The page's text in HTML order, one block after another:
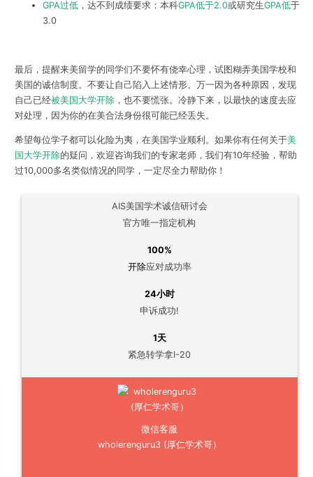
GPA过低，达不到成绩要求：本科GPA低于2.0或研究生GPA低于
3.0
最后，提醒来美留学的同学们不要怀有侥幸心理，试图糊弄美国学校和
美国的诚信制度。不要让自己陷入上述情形。万一因为各种原因，发现
自己已经被美国大学开除，也不要慌张。冷静下来，以最快的速度去应
对处理，因为你的在美合法身份很可能已经丢失。
希望每位学子都可以化险为夷，在美国学业顺利。如果你有任何关于美
国大学开除的疑问，欢迎咨询我们的专家老师，我们有10年经验，帮助
过10,000多名类似情况的同学，一定尽全力帮助你！
AIS美国学术诚信研讨会
官方唯一指定机构
100%
开除应对成功率
24小时
申诉成功!
1天
紧急转学拿I-20
微信客服
wholerenguru3 (厚仁学术哥）